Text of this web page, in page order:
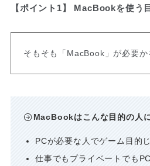
【ポイント1】 MacBookを使う
そもそも「MacBook」が必要か
MacBookはこんな目的の人
PCが必要な人でゲーム目的
仕事でもプライベートでも